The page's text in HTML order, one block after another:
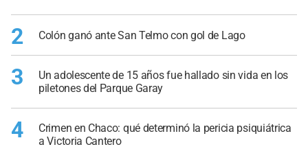
2 Colón ganó ante San Telmo con gol de Lago
3
Un adolescente de 15 años fue hallado sin vida en los
piletones del Parque Garay
4
Crimen en Chaco: qué determinó la pericia psiquiátrica
a Victoria Cantero